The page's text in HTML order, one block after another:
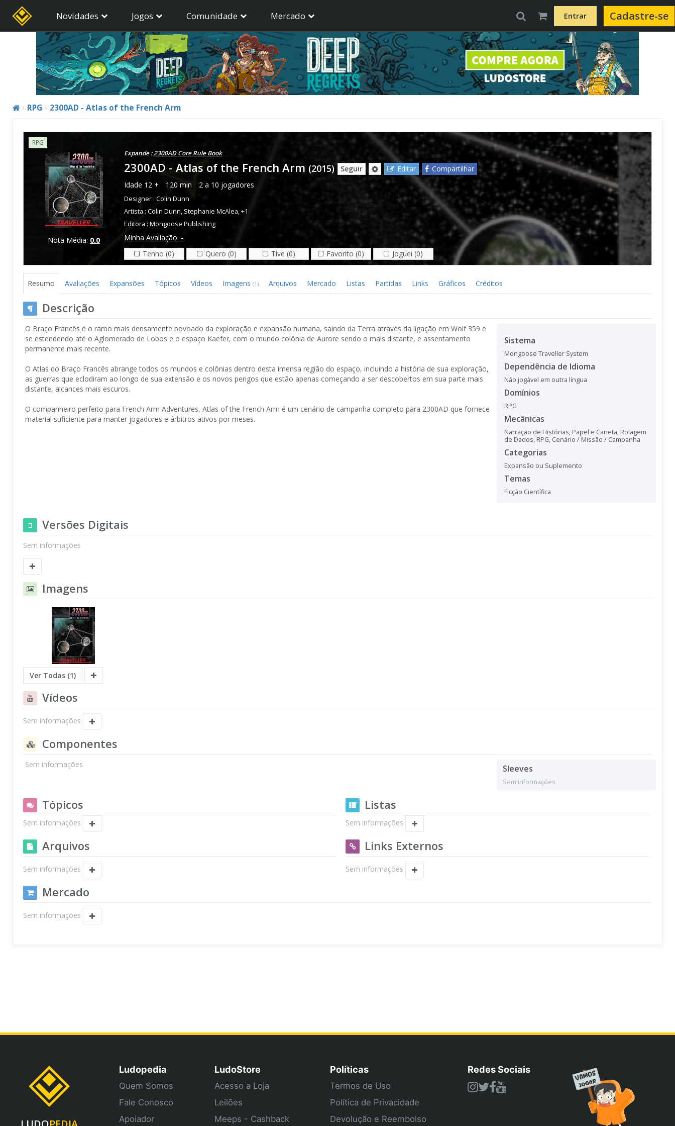
Novidades Jogos Comunidade Mercado Entrar Cadastre-se
RPG 2300AD - Atlas of the French Arm
RPG
Nota Média: 0.0
Expande :2300AD Core Rule Book
2300AD - Atlas of the French Arm (2015) Seguir Editar
Compartilhar
Idade 12 + 120 min 2 a 10 jogadores
Designer : Colin Dunn
Artista : Colin Dunn, Stephanie McAlea,+1
Editora : Mongoose Publishing
Minha Avaliação: -
Tenho (0)
Quero (0) Tive (0) Favorito (0) Joguei (0)
Resumo Avaliações Expansões Tópicos Vídeos Imagens (1) Arquivos Mercado Listas Partidas Links Gráficos Créditos
Descrição
O Braço Francês é o ramo mais densamente povoado da exploração e expansão humana, saindo da Terra através da ligação em Wolf 359 e
se estendendo até o Aglomerado de Lobos e o espaço Kaefer, com o mundo colônia de Aurore sendo o mais distante, e assentamento
permanente mais recente.
O Atlas do Braço Francês abrange todos os mundos e colônias dentro desta imensa região do espaço, incluindo a história de sua exploração,
as guerras que eclodiram ao longo de sua extensão e os novos perigos que estão apenas começando a ser descobertos em sua parte mais
distante, alcances mais escuros.
O companheiro perfeito para French Arm Adventures, Atlas of the French Arm é um cenário de campanha completo para 2300AD que fornece
material suficiente para manter jogadores e árbitros ativos por meses.
Sistema
Mongoose Traveller System
Dependência de Idioma
Não jogável em outra língua
Domínios
RPG
Mecânicas
Narração de Histórias, Papel e Caneta, Rolagem
de Dados, RPG, Cenário / Missão / Campanha
Categorias
Expansão ou Suplemento
Temas
Ficção Científica
Versões Digitais
Sem informações
Imagens
Ver Todas (1)
Vídeos
Sem informações
Componentes
Sem informações Sleeves
Sem informações
Tópicos
Sem informações
Listas
Sem informações
Arquivos
Sem informações
Links Externos
Sem informações
Mercado
Sem informações
Ludopedia
Quem Somos
Fale Conosco
Apoiador
LudoStore
Acesso a Loja
Leilões
Meeps - Cashback
Políticas
Termos de Uso
Política de Privacidade
Devolução e Reembolso
Redes Sociais